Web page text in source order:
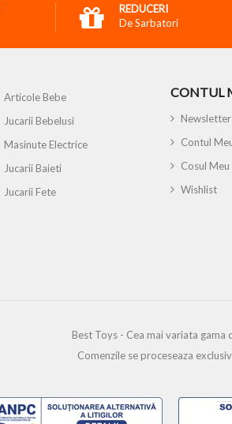
REDUCERI
De Sarbatori
Articole Bebe
Jucarii Bebelusi
Masinute Electrice
Jucarii Baieti
Jucarii Fete
CONTUL
Contul
Cosul Meu
Wishlist
Best Toys - Cea mai variata gama
Comenzile se proceseaza